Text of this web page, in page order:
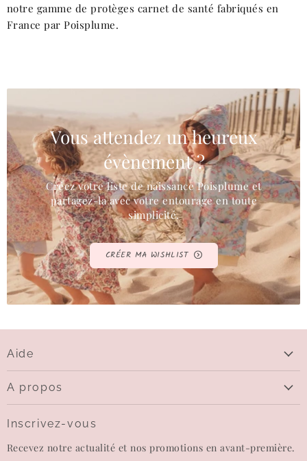
notre gamme de protèges carnet de santé fabriqués en
France par Poisplume.
Vous attendez un heureux
évènement ?
Créez votre liste de naissance Poisplume et
partagez-la avec votre entourage en toute
simplicité.
CRÉER MA WISHLIST
Aide
Livraison
Questions sur le paiement
A propos
Contactez-nous
Carte-cadeau
Inscrivez-vous
Recevez notre actualité et nos promotions en avant-première.